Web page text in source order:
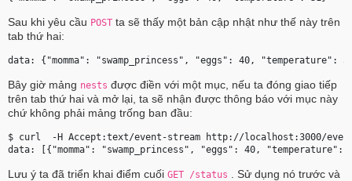
Sau khi yêu cầu POST ta sẽ thấy một bản cập nhật như thế này trên
tab thứ hai:
Bây giờ mảng nests được điền với một mục, nếu ta đóng giao tiếp
trên tab thứ hai và mở lại, ta sẽ nhận được thông báo với mục này
chứ không phải mảng trống ban đầu:
$ curl  -H Accept:text/event-stream http://localhost:3000/
Lưu ý ta đã triển khai điểm cuối GET /status
. Sử dụng nó trước và